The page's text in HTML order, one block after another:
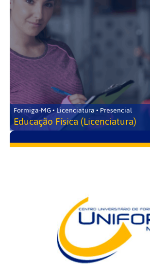
Formiga-MG • Licenciatura • Presencial
Educação Física (Licenciatura)